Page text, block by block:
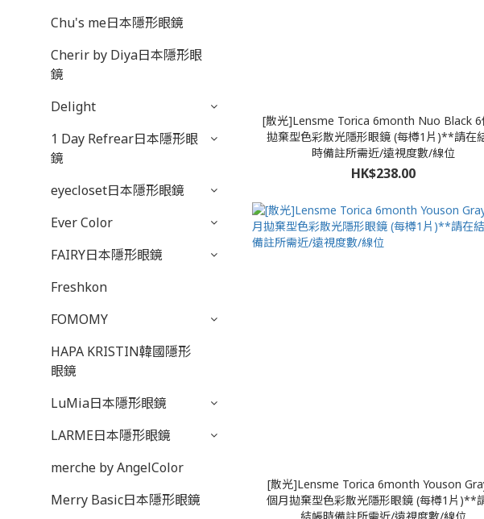
Chu's me日本隱形眼鏡
Cherir by Diya日本隱形眼
鏡
Delight
1 Day Refrear日本隱形眼
鏡
eyecloset日本隱形眼鏡
Ever Color
FAIRY日本隱形眼鏡
Freshkon
FOMOMY
HAPA KRISTIN韓國隱形
眼鏡
LuMia日本隱形眼鏡
LARME日本隱形眼鏡
merche by AngelColor
Merry Basic日本隱形眼鏡
[散光]Lensme Torica 6month Nuo Black 6
拋棄型色彩散光隱形眼鏡 (每樽1片)**請在
時備註所需近/遠視度數/線位
HK$238.00
[散光]Lensme Torica 6month Youson
個月拋棄型色彩散光隱形眼鏡 (每樽1片)**